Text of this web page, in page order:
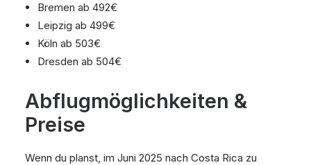
Bremen ab 492€
Leipzig ab 499€
Köln ab 503€
Dresden ab 504€
Abflugmöglichkeiten &
Preise
Wenn du planst, im Juni 2025 nach Costa Rica zu